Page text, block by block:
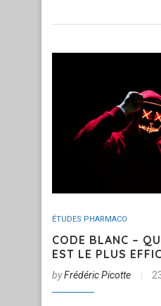
ÉTUDES PHARMACO
CODE BLANC –
EST LE PLUS
byFrédéric Picotte